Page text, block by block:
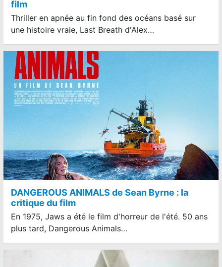
film
Thriller en apnée au fin fond des océans basé sur
une histoire vraie, Last Breath d'Alex…
DANGEROUS ANIMALS de Sean Byrne : la
critique du film
En 1975, Jaws a été le film d'horreur de l'été. 50 ans
plus tard, Dangerous Animals…